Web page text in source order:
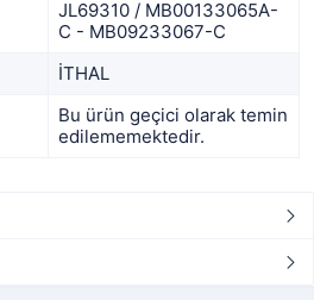
JL69310 / MB00133065A-
C - MB09233067-C
İTHAL
Bu ürün geçici olarak temin
edilememektedir.